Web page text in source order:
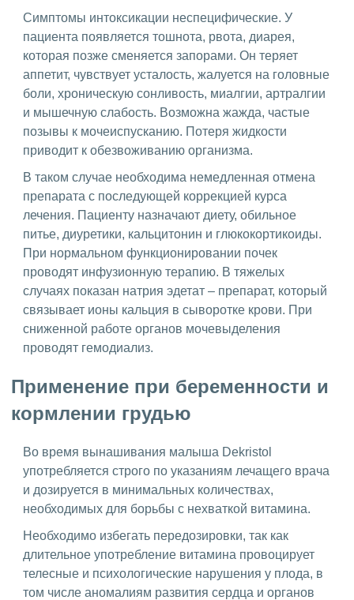
Симптомы интоксикации неспецифические. У
пациента появляется тошнота, рвота, диарея,
которая позже сменяется запорами. Он теряет
аппетит, чувствует усталость, жалуется на головные
боли, хроническую сонливость, миалгии, артралгии
и мышечную слабость. Возможна жажда, частые
позывы к мочеиспусканию. Потеря жидкости
приводит к обезвоживанию организма.
В таком случае необходима немедленная отмена
препарата с последующей коррекцией курса
лечения. Пациенту назначают диету, обильное
питье, диуретики, кальцитонин и глюкокортикоиды.
При нормальном функционировании почек
проводят инфузионную терапию. В тяжелых
случаях показан натрия эдетат – препарат, который
связывает ионы кальция в сыворотке крови. При
сниженной работе органов мочевыделения
проводят гемодиализ.
Применение при беременности и
кормлении грудью
Во время вынашивания малыша Dekristol
употребляется строго по указаниям лечащего врача
и дозируется в минимальных количествах,
необходимых для борьбы с нехваткой витамина.
Необходимо избегать передозировки, так как
длительное употребление витамина провоцирует
телесные и психологические нарушения у плода, в
том числе аномалиям развития сердца и органов